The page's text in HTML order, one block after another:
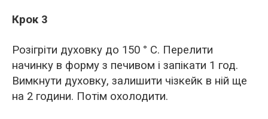
Крок 3
Розігріти духовку до 150 ° C. Перелити
начинку в форму з печивом і запікати 1 год.
Вимкнути духовку, залишити чізкейк в ній ще
на 2 години. Потім охолодити.